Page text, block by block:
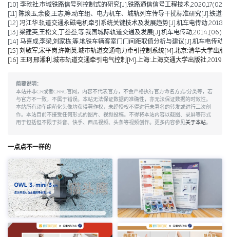
[10] 李乾社.市域铁路信号列控制式的研究[J].铁路通信信号工程技术
[11] 陈焕玉,余俊,王志,等.动车组、电力机车、城轨列车传导干扰标准研究[J].铁道
[12] 冯江华.轨道交通永磁电机牵引系统关键技术及发展趋势[J].机车电传动
[13] 梁建英,王松文,丁叁叁,等.我国城际轨道交通及发展[J].机车电传动
[14] 马喜成,李梁,刘家栋,等.地铁车辆客室门门间距取值分析与建议[J].机车电传动
[15] 刘敏军,宋平岗,许期英.城市轨道交通电力牵引控制系统[M].北京:清华大学出版
[16] 王珂,邢湘利.城市轨道交通牵引电气控制[M].上海:上海交通大学出版社,2019.
简要说明：
本站并非CR或者CRRC官网，内容不代表官方，不会严格执行官方命名方式/分类等，若
与官方不一致，不属于错误。本站无法保证数据的准确性，亦无法保证数据的时效性。
本站所有动车组萌化头像均获得著作权，未经授权不得进行未署名的转发或进行二次创
作。本站目前不接受任何形式的图片、视频投稿。不得将本站内容以截图、录屏等形式
用于包括但不限于抖音、快手、西瓜视频、头条等视频创作。更多内容参见关于本站。
一点点不一样的